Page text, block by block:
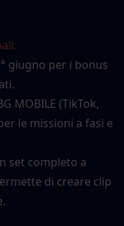
giugno per i bonus
MOBILE (TikTok,
le missioni a fasi e
set completo a
di creare clip